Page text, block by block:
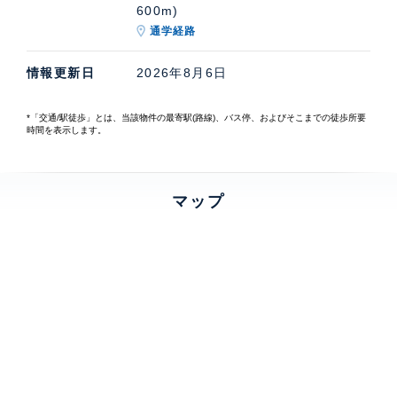
600m)
通学経路
情報更新日 2026年8月6日
*「交通/駅徒歩」とは、当該物件の最寄駅(路線)、バス停、およびそこまでの徒歩所要
時間を表示します。
マップ